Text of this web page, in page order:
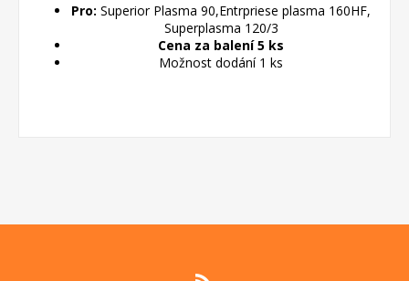
Pro: Superior Plasma 90,Entrpriese plasma 160HF,
Superplasma 120/3
Cena za balení 5 ks
Možnost dodání 1 ks